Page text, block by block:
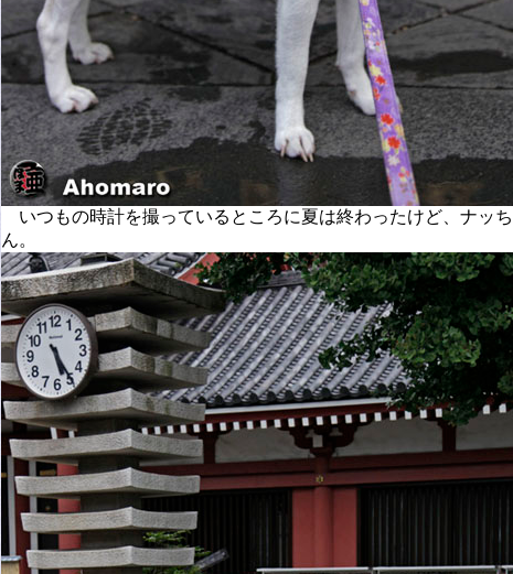
いつもの時計を撮っているところに夏は終わったけど、ナッ
ん。